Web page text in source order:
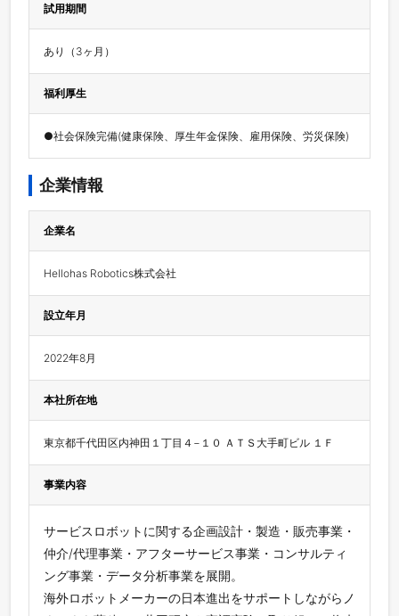
試用期間
あり（3ヶ月）
福利厚生
●社会保険完備(健康保険、厚生年金保険、雇用保険、労災保険)
企業情報
企業名
Hellohas Robotics株式会社
設立年月
2022年8月
本社所在地
東京都千代田区内神田１丁目４−１０ ＡＴＳ大手町ビル １Ｆ
事業内容
サービスロボットに関する企画設計・製造・販売事業・
仲介/代理事業・アフターサービス事業・コンサルティ
ング事業・データ分析事業を展開。
海外ロボットメーカーの日本進出をサポートしながらノ